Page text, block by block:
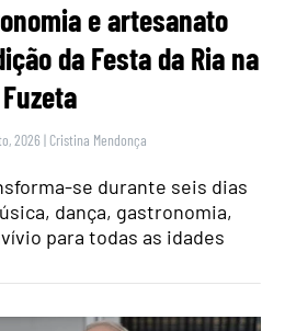
e artesanato
da Festa da Ria na
Fuzeta
2026 | Cristina Mendonça
se durante seis dias
dança, gastronomia,
para todas as idades